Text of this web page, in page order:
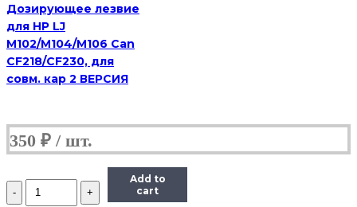
Дозирующее лезвие
для HP LJ
M102/M104/M106 Can
CF218/CF230, для
совм. кар 2 ВЕРСИЯ
350 ₽
Количество
Дозирующее
Add to
cart